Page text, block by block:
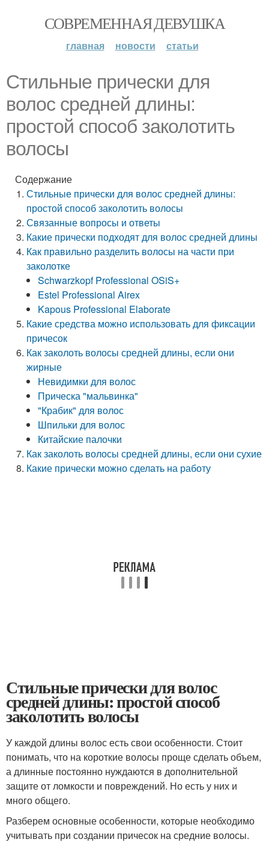
СОВРЕМЕННАЯ ДЕВУШКА
главная новости статьи
Стильные прически для
волос средней длины:
простой способ заколотить
волосы
Содержание
Стильные прически для волос средней длины:
простой способ заколотить волосы
Связанные вопросы и ответы
Какие прически подходят для волос средней длины
Как правильно разделить волосы на части при
заколотке
Schwarzkopf Professional OSiS+
Estel Professional Airex
Kapous Professional Elaborate
Какие средства можно использовать для фиксации
причесок
Как заколоть волосы средней длины, если они
жирные
Невидимки для волос
Прическа "мальвинка"
"Крабик" для волос
Шпильки для волос
Китайские палочки
Как заколоть волосы средней длины, если они сухие
Какие прически можно сделать на работу
Стильные прически для волос
средней длины: простой способ
заколотить волосы
У каждой длины волос есть свои особенности. Стоит
понимать, что на короткие волосы проще сделать объем,
а длинные постоянно нуждаются в дополнительной
защите от ломкости и повреждений. Но есть у них и
много общего.
Разберем основные особенности, которые необходимо
учитывать при создании причесок на средние волосы.